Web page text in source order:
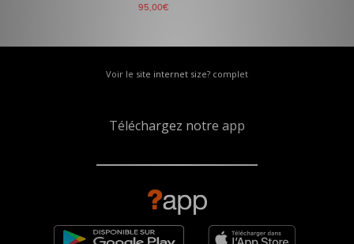
95,00€
Voir le site internet size? complet
Téléchargez notre app